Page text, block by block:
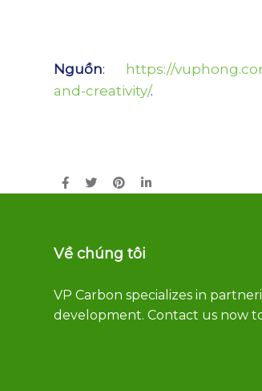
Nguồn: https://
and-creativity/.
Về chúng tôi
VP Carbon specializes in
development. Contact us now